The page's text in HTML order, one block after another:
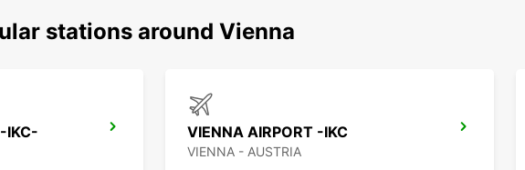
stations around Vienna
IKC- VIENNA AIRPORT -IKC
VIENNA - AUSTRIA